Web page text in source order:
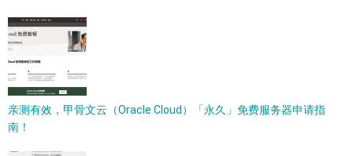
亲测有效，甲骨文云（Oracle Cloud）「永久」免费服务器申请指
南！